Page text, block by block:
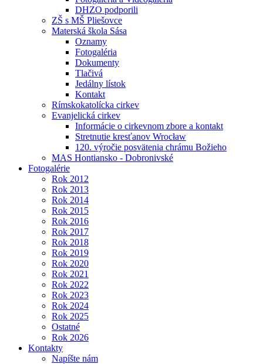
DHZO podporili
ZŠ s MŠ Pliešovce
Materská škola Sása
Oznamy
Fotogaléria
Dokumenty
Tlačivá
Jedálny lístok
Kontakt
Rímskokatolícka cirkev
Evanjelická cirkev
Informácie o cirkevnom zbore a kontakt
Stretnutie kresťanov Wrocław
120. výročie posvätenia chrámu Božieho
MAS Hontiansko - Dobronivské
Fotogalérie
Rok 2012
Rok 2013
Rok 2014
Rok 2015
Rok 2016
Rok 2017
Rok 2018
Rok 2019
Rok 2020
Rok 2021
Rok 2022
Rok 2023
Rok 2024
Rok 2025
Ostatné
Rok 2026
Kontakty
Napíšte nám